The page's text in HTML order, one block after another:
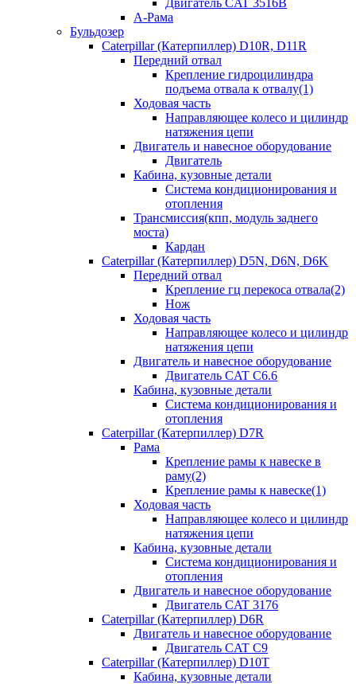
Двигатель CAT 3516B
А-Рама
Бульдозер
Caterpillar (Катерпиллер) D10R, D11R
Передний отвал
Крепление гидроцилиндра
подъема отвала к отвалу(1)
Ходовая часть
Направляющее колесо и цилиндр
натяжения цепи
Двигатель и навесное оборудование
Двигатель
Кабина, кузовные детали
Система кондиционирования и
отопления
Трансмиссия(кпп, модуль заднего
моста)
Кардан
Caterpillar (Катерпиллер) D5N, D6N, D6K
Передний отвал
Крепление гц перекоса отвала(2)
Нож
Ходовая часть
Направляющее колесо и цилиндр
натяжения цепи
Двигатель и навесное оборудование
Двигатель CAT C6.6
Кабина, кузовные детали
Система кондиционирования и
отопления
Caterpillar (Катерпиллер) D7R
Рама
Крепление рамы к навеске в
раму(2)
Крепление рамы к навеске(1)
Ходовая часть
Направляющее колесо и цилиндр
натяжения цепи
Кабина, кузовные детали
Система кондиционирования и
отопления
Двигатель и навесное оборудование
Двигатель CAT 3176
Caterpillar (Катерпиллер) D6R
Двигатель и навесное оборудование
Двигатель CAT C9
Caterpillar (Катерпиллер) D10T
Кабина, кузовные детали